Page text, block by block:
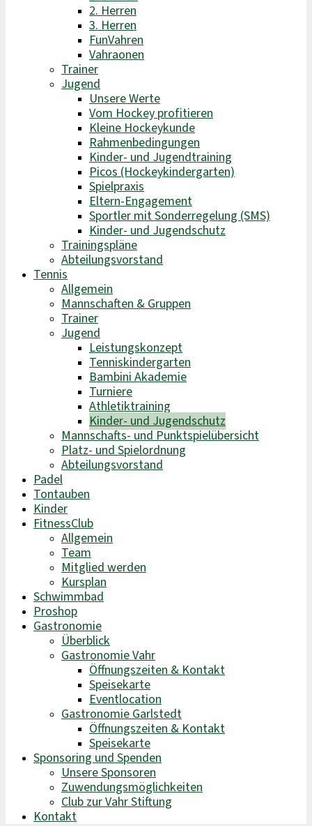
2. Herren
3. Herren
FunVahren​
Vahraonen
Trainer
Jugend
Unsere Werte
Vom Hockey profitieren
Kleine Hockeykunde
Rahmenbedingungen
Kinder- und Jugendtraining
Picos (Hockeykindergarten)
Spielpraxis
Eltern-Engagement
Sportler mit Sonderregelung (SMS)
Kinder- und Jugendschutz
Trainingspläne
Abteilungsvorstand
Tennis
Allgemein
Mannschaften & Gruppen
Trainer
Jugend
Leistungskonzept
Tenniskindergarten
Bambini Akademie
Turniere
Athletiktraining
Kinder- und Jugendschutz
Mannschafts- und Punktspielübersicht
Platz- und Spielordnung
Abteilungsvorstand
Padel
Tontauben
Kinder
FitnessClub
Allgemein
Team
Mitglied werden
Kursplan
Schwimmbad
Proshop
Gastronomie
Überblick
Gastronomie Vahr
Öffnungszeiten & Kontakt
Speisekarte
Eventlocation
Gastronomie Garlstedt
Öffnungszeiten & Kontakt
Speisekarte
Sponsoring und Spenden
Unsere Sponsoren
Zuwendungsmöglichkeiten
Club zur Vahr Stiftung
Kontakt